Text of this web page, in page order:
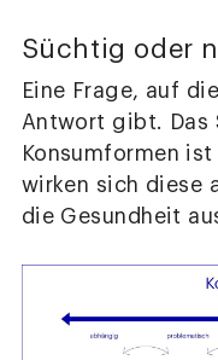
Süchtig oder
Eine Frage, auf
Antwort gibt. Das
Konsumformen
wirken sich diese
die Gesundheit